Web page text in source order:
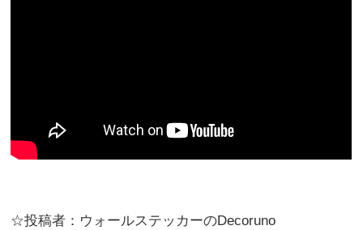
☆投稿者：ウォールステッカーのDecoruno